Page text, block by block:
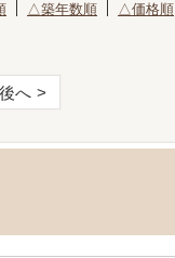
△築年数順 △価格順
へ